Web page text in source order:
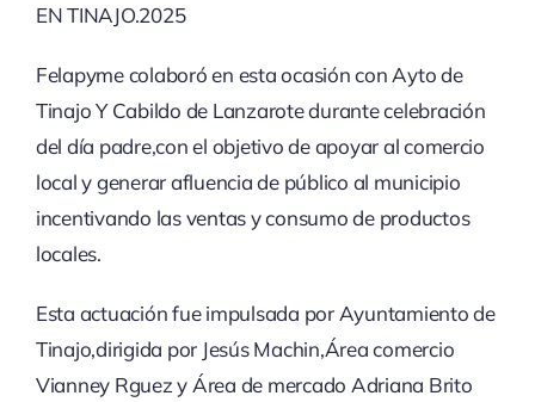
EN TINAJO.2025
Felapyme colaboró en esta ocasión con Ayto de
Tinajo Y Cabildo de Lanzarote durante celebración
del día padre,con el objetivo de apoyar al comercio
local y generar afluencia de público al municipio
incentivando las ventas y consumo de productos
locales.
Esta actuación fue impulsada por Ayuntamiento de
Tinajo,dirigida por Jesús Machin,Área comercio
Vianney Rguez y Área de mercado Adriana Brito